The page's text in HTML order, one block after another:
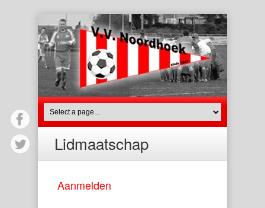
Lidmaatschap
Aanmelden